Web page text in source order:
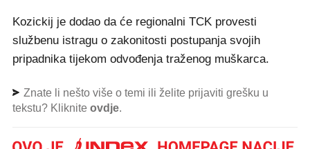
Kozickij je dodao da će regionalni TCK provesti
službenu istragu o zakonitosti postupanja svojih
pripadnika tijekom odvođenja traženog muškarca.
Znate li nešto više o temi ili želite prijaviti grešku u
tekstu? Kliknite ovdje.